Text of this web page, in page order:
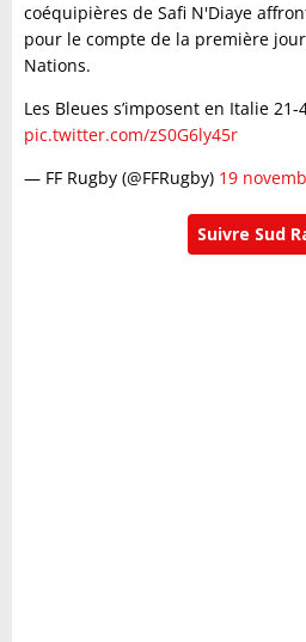
coéquipières de Safi N'Diaye
pour le compte de la première
Nations.
Les Bleues s’imposent en Italie 21-
pic.twitter.com/zS0G6ly45r
— FF Rugby (@FFRugby) 19
Suivre Sud